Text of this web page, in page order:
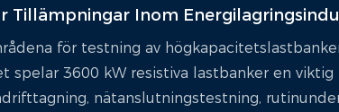
Tillämpningar Inom
för testning av
3600 kW resistiva lastbanker en viktig
nätanslutningstestning,